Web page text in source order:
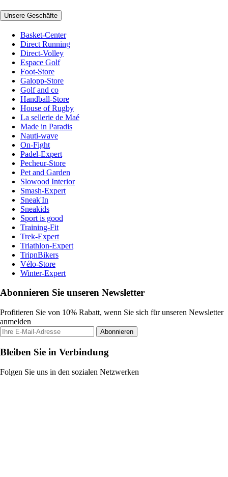
Unsere Geschäfte
Basket-Center
Direct Running
Direct-Volley
Espace Golf
Foot-Store
Galopp-Store
Golf and co
Handball-Store
House of Rugby
La sellerie de Maé
Made in Paradis
Nauti-wave
On-Fight
Padel-Expert
Pecheur-Store
Pet and Garden
Slowood Interior
Smash-Expert
Sneak'In
Sneakids
Sport is good
Training-Fit
Trek-Expert
Triathlon-Expert
TripnBikers
Vélo-Store
Winter-Expert
Abonnieren Sie unseren Newsletter
Profitieren Sie von 10% Rabatt, wenn Sie sich für unseren Newsletter
anmelden
Abonnieren
Bleiben Sie in Verbindung
Folgen Sie uns in den sozialen Netzwerken